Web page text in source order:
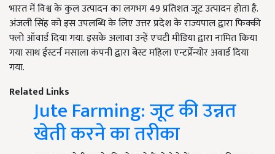
भारत में विश्व के कुल उत्पादन का लगभग 49 प्रतिशत जूट उत्पादन होता है.
अंजली सिंह को इस उपलब्धि के लिए उत्तर प्रदेश के राज्यपाल द्वारा फिक्की
फ्लो ऑवार्ड दिया गया. इसके अलावा उन्हें एचटी मीडिया द्वारा नामित किया
गया साथ ईस्टर्न मसाला कंपनी द्वारा बेस्ट महिला एन्टर्प्रेन्योर अवार्ड दिया
गया.
Related Links
Jute Farming: जूट की उन्नत
खेती करने का तरीका